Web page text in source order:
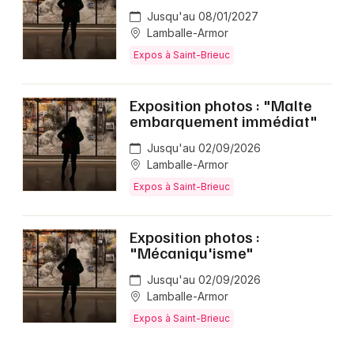
Jusqu'au 08/01/2027
Lamballe-Armor
Expos à Saint-Brieuc
Exposition photos : "Malte
embarquement immédiat"
Jusqu'au 02/09/2026
Lamballe-Armor
Expos à Saint-Brieuc
Exposition photos :
"Mécaniqu'isme"
Jusqu'au 02/09/2026
Lamballe-Armor
Expos à Saint-Brieuc